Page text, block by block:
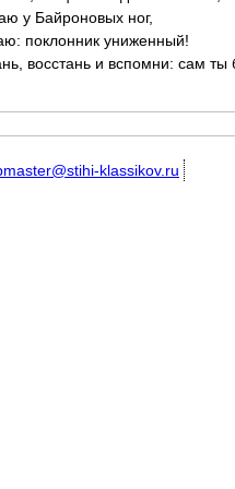
у Байроновых ног,
поклонник униженный!
восстань и вспомни: сам ты
klassikov.ru